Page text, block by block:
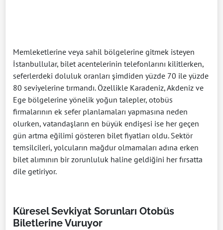
Memleketlerine veya sahil bölgelerine gitmek isteyen
İstanbullular, bilet acentelerinin telefonlarını kilitlerken,
seferlerdeki doluluk oranları şimdiden yüzde 70 ile yüzde
80 seviyelerine tırmandı. Özellikle Karadeniz, Akdeniz ve
Ege bölgelerine yönelik yoğun talepler, otobüs
firmalarının ek sefer planlamaları yapmasına neden
olurken, vatandaşların en büyük endişesi ise her geçen
gün artma eğilimi gösteren bilet fiyatları oldu. Sektör
temsilcileri, yolcuların mağdur olmamaları adına erken
bilet alımının bir zorunluluk haline geldiğini her fırsatta
dile getiriyor.
Küresel Sevkiyat Sorunları Otobüs
Biletlerine Vuruyor